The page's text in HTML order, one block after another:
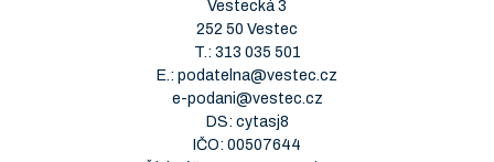
Vestecká 3
252 50 Vestec
T.: 313 035 501
E.: podatelna@vestec.cz
e-podani@vestec.cz
DS: cytasj8
IČO: 00507644